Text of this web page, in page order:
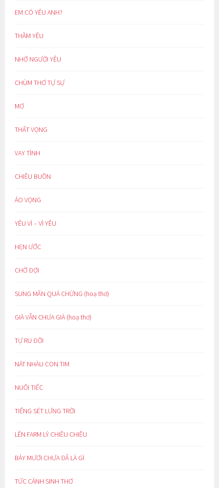
EM CÓ YÊU ANH?
THẦM YÊU
NHỚ NGƯỜI YÊU
CHÙM THƠ TỰ SỰ
MƠ
THẤT VỌNG
VAY TÌNH
CHIỀU BUỒN
ẢO VỌNG
YÊU VÌ – VÌ YÊU
HẸN ƯỚC
CHỜ ĐỢI
SUNG MÃN QUÁ CHỪNG (hoạ thơ)
GIÀ VẪN CHƯA GIÀ (hoạ thơ)
TỰ RU ĐỜI
NÁT NHÀU CON TIM
NUỐI TIẾC
TIẾNG SÉT LƯNG TRỜI
LÊN FARM LÝ CHIỀU CHIỀU
BẢY MƯƠI CHƯA ĐÃ LÀ GÌ
TỨC CẢNH SINH THƠ